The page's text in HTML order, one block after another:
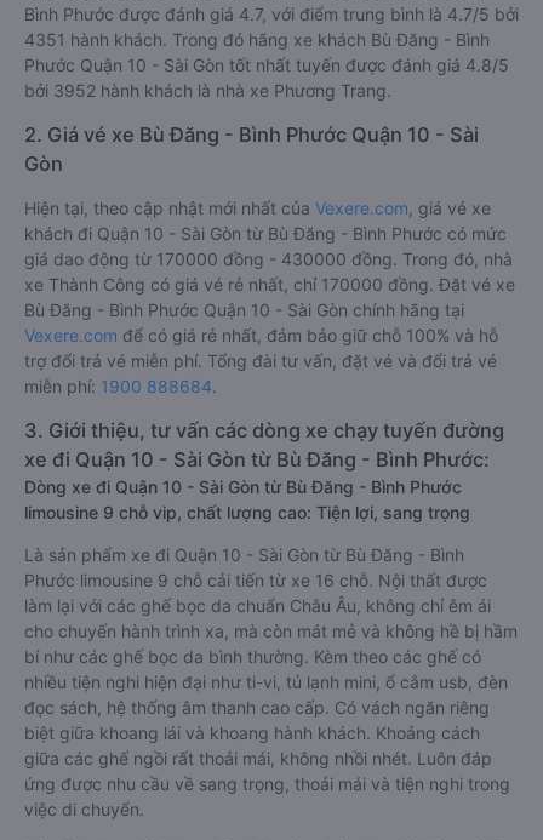
Bình Phước được đánh giá 4.7, với điểm trung bình là 4.7/5 bởi
4351 hành khách. Trong đó hãng xe khách Bù Đăng - Bình
Phước Quận 10 - Sài Gòn tốt nhất tuyến được đánh giá 4.8/5
bởi 3952 hành khách là nhà xe Phương Trang.
2. Giá vé xe Bù Đăng - Bình Phước Quận 10 - Sài
Gòn
Hiện tại, theo cập nhật mới nhất của Vexere.com , giá vé xe
khách đi Quận 10 - Sài Gòn từ Bù Đăng - Bình Phước có mức
giá dao động từ 170000 đồng - 430000 đồng. Trong đó, nhà
xe Thành Công có giá vé rẻ nhất, chỉ 170000 đồng. Đặt vé xe
Bù Đăng - Bình Phước Quận 10 - Sài Gòn chính hãng tại
Vexere.com để có giá rẻ nhất, đảm bảo giữ chỗ 100% và hỗ
trợ đổi trả vé miễn phí. Tổng đài tư vấn, đặt vé và đổi trả vé
miễn phí: 1900 888684.
3. Giới thiệu, tư vấn các dòng xe chạy tuyến đường
xe đi Quận 10 - Sài Gòn từ Bù Đăng - Bình Phước:
Dòng xe đi Quận 10 - Sài Gòn từ Bù Đăng - Bình Phước
limousine 9 chỗ vip, chất lượng cao: Tiện lợi, sang trọng
Là sản phẩm xe đi Quận 10 - Sài Gòn từ Bù Đăng - Bình
Phước limousine 9 chỗ cải tiến từ xe 16 chỗ. Nội thất được
làm lại với các ghế bọc da chuẩn Châu Âu, không chỉ êm ái
cho chuyến hành trình xa, mà còn mát mẻ và không hề bị hầm
bí như các ghế bọc da bình thường. Kèm theo các ghế có
nhiều tiện nghi hiện đại như ti-vi, tủ lạnh mini, ổ cắm usb, đèn
đọc sách, hệ thống âm thanh cao cấp. Có vách ngăn riêng
biệt giữa khoang lái và khoang hành khách. Khoảng cách
giữa các ghế ngồi rất thoải mái, không nhồi nhét. Luôn đáp
ứng được nhu cầu về sang trọng, thoải mái và tiện nghi trong
việc di chuyển.